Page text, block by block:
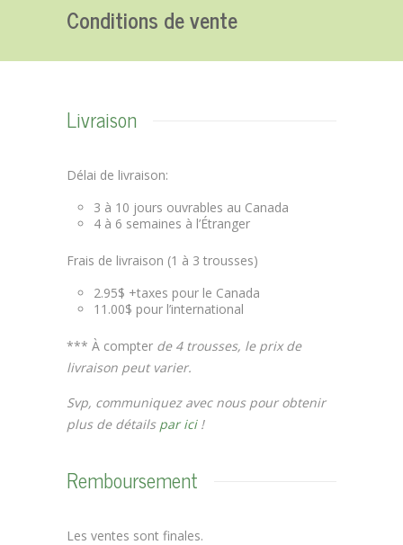
Conditions de vente
Livraison
Délai de livraison:
3 à 10 jours ouvrables au Canada
4 à 6 semaines à l’Étranger
Frais de livraison (1 à 3 trousses)
2.95$ +taxes pour le Canada
11.00$ pour l’international
*** À compter de 4 trousses, le prix de
livraison peut varier.
Svp, communiquez avec nous pour obtenir
plus de détails par ici!
Remboursement
Les ventes sont finales.